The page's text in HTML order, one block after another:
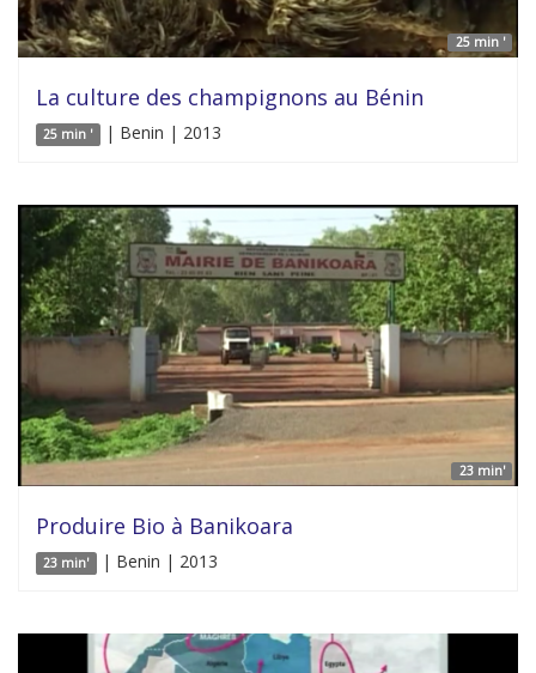
25 min '
La culture des champignons au Bénin
25 min ' | Benin | 2013
23 min'
Produire Bio à Banikoara
23 min' | Benin | 2013